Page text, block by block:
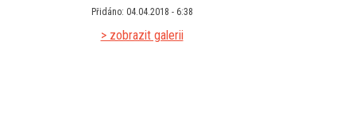
Přidáno: 04.04.2018 - 6:38
> zobrazit galerii